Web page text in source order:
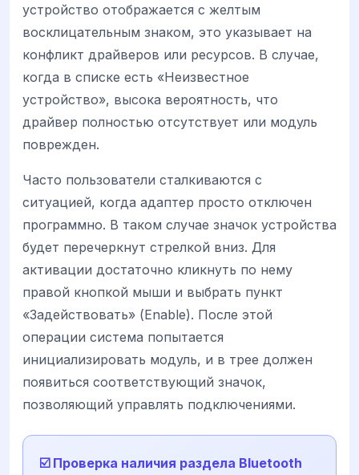
устройство отображается с желтым
восклицательным знаком, это указывает на
конфликт драйверов или ресурсов. В случае,
когда в списке есть «Неизвестное
устройство», высока вероятность, что
драйвер полностью отсутствует или модуль
поврежден.
Часто пользователи сталкиваются с
ситуацией, когда адаптер просто отключен
программно. В таком случае значок устройства
будет перечеркнут стрелкой вниз. Для
активации достаточно кликнуть по нему
правой кнопкой мыши и выбрать пункт
«Задействовать» (Enable). После этой
операции система попытается
инициализировать модуль, и в трее должен
появиться соответствующий значок,
позволяющий управлять подключениями.
☑️ Проверка наличия раздела Bluetooth